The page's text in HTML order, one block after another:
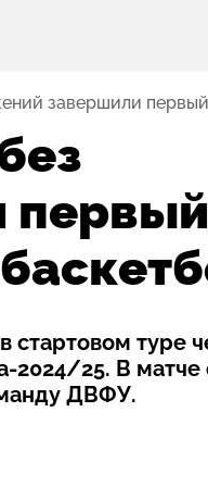
завершили
туре
2024/25. В матче
ДВФУ.